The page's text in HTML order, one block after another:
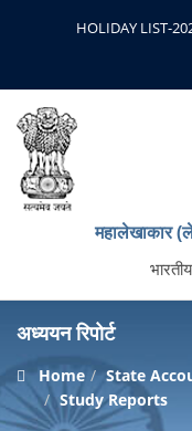
HOLIDAY LIST-
महालेखाकार
अध्ययन रिपोर्ट
Home State
Study Reports